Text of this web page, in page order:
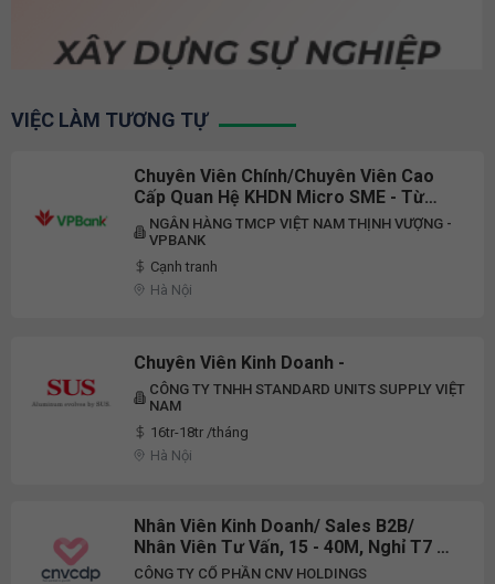
VIỆC LÀM TƯƠNG TỰ
Chuyên Viên Chính/Chuyên Viên Cao
Cấp Quan Hệ KHDN Micro SME - Từ
Liêm, Hoàn Kiếm, Hai Bà Trưng, Thanh
Xuân - TA086 - ID419
NGÂN HÀNG TMCP VIỆT NAM THỊNH VƯỢNG -
VPBANK
Cạnh tranh
Hà Nội
Chuyên Viên Kinh Doanh -
CÔNG TY TNHH STANDARD UNITS SUPPLY VIỆT
NAM
16tr-18tr /tháng
Hà Nội
Nhân Viên Kinh Doanh/ Sales B2B/
Nhân Viên Tư Vấn, 15 - 40M, Nghỉ T7 &
CN
CÔNG TY CỔ PHẦN CNV HOLDINGS